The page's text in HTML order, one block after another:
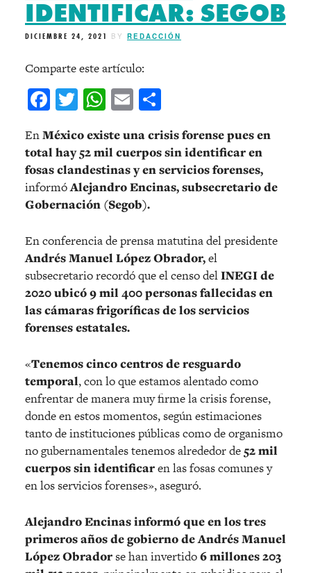
IDENTIFICAR: SEGOB
DICIEMBRE 24, 2021 BY REDACCIÓN
Comparte este artículo:
Facebook
Twitter
WhatsApp
Email
EnMéxico existe una crisis forense pues en
total hay 52 mil cuerpos sin identificar en
fosas clandestinas y en servicios forenses,
informóAlejandro Encinas, subsecretario de
Gobernación (Segob).
En conferencia de prensa matutina del presidente
Andrés Manuel López Obrador,el
subsecretario recordó que el censo delINEGI de
2020 ubicó 9 mil 400 personas fallecidas en
las cámaras frigoríficas de los servicios
forenses estatales.
«Tenemos cinco centros de resguardo
temporal, con lo que estamos alentado como
enfrentar de manera muy firme la crisis forense,
donde en estos momentos, según estimaciones
tanto de instituciones públicas como de organismo
no gubernamentales tenemos alrededor de52 mil
cuerpos sin identificaren las fosas comunes y
en los servicios forenses», aseguró.
Alejandro Encinas informó que en los tres
primeros años de gobierno de Andrés Manuel
López Obradorse han invertido6 millones 203